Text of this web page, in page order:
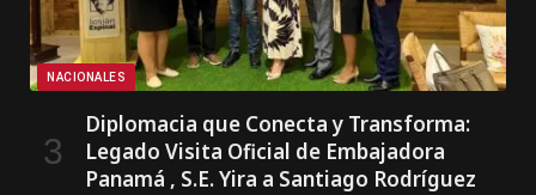
NACIONALES
Diplomacia que Conecta y Transforma:
Legado Visita Oficial de Embajadora
Panamá , S.E. Yira a Santiago Rodríguez